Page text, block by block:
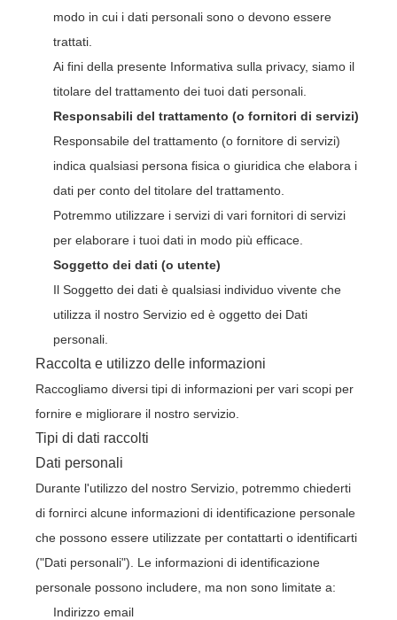
modo in cui i dati personali sono o devono essere
trattati.
Ai fini della presente Informativa sulla privacy, siamo il
titolare del trattamento dei tuoi dati personali.
Responsabili del trattamento (o fornitori di servizi)
Responsabile del trattamento (o fornitore di servizi)
indica qualsiasi persona fisica o giuridica che elabora i
dati per conto del titolare del trattamento.
Potremmo utilizzare i servizi di vari fornitori di servizi
per elaborare i tuoi dati in modo più efficace.
Soggetto dei dati (o utente)
Il Soggetto dei dati è qualsiasi individuo vivente che
utilizza il nostro Servizio ed è oggetto dei Dati
personali.
Raccolta e utilizzo delle informazioni
Raccogliamo diversi tipi di informazioni per vari scopi per
fornire e migliorare il nostro servizio.
Tipi di dati raccolti
Dati personali
Durante l'utilizzo del nostro Servizio, potremmo chiederti
di fornirci alcune informazioni di identificazione personale
che possono essere utilizzate per contattarti o identificarti
("Dati personali"). Le informazioni di identificazione
personale possono includere, ma non sono limitate a:
Indirizzo email